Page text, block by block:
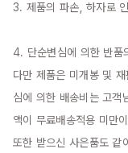
3. 제품의 파손, 하자로
4. 단순변심에 의한 반품
다만 제품은 미개봉 및
심에 의한 배송비는 고객
액이 무료배송적용 미만
또한 받으신 사은품도 같